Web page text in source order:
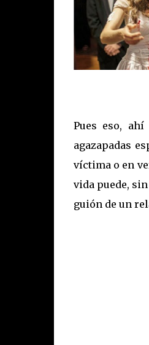
Pues eso,
agazapadas
víctima o en
vida puede,
guión de un